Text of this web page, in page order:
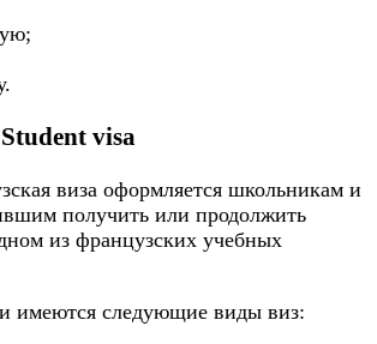
visa
виза оформляется школьникам и
получить или продолжить
из французских учебных
имеются следующие виды виз: